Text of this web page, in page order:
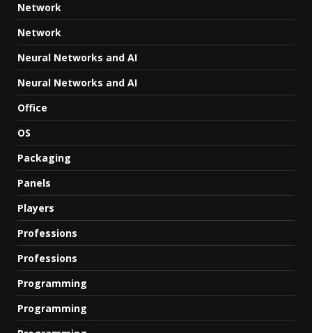
Network
Network
Neural Networks and AI
Neural Networks and AI
Office
OS
Packaging
Panels
Players
Professions
Professions
Programming
Programming